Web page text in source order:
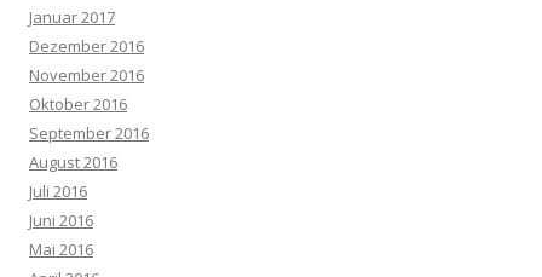
Januar 2017
Dezember 2016
November 2016
Oktober 2016
September 2016
August 2016
Juli 2016
Juni 2016
Mai 2016